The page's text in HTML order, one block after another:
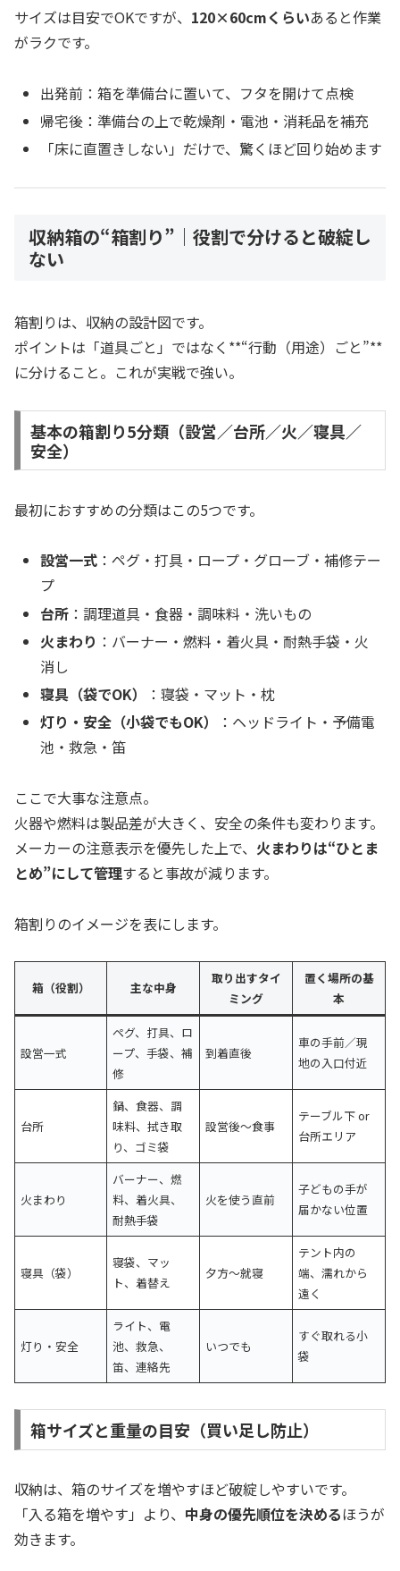
サイズは目安でOKですが、 120×60cmくらいあると作業
がラクです。
出発前：箱を準備台に置いて、フタを開けて点検
帰宅後：準備台の上で乾燥剤・電池・消耗品を補充
「床に直置きしない」だけで、驚くほど回り始めます
収納箱の“箱割り”｜役割で分けると破綻し
ない
箱割りは、収納の設計図です。
ポイントは「道具ごと」ではなく**“行動（用途）ごと”**
に分けること。これが実戦で強い。
基本の箱割り5分類（設営／台所／火／寝具／
安全）
最初におすすめの分類はこの5つです。
設営一式 ：ペグ・打具・ロープ・グローブ・補修テー
プ
台所 ：調理道具・食器・調味料・洗いもの
火まわり ：バーナー・燃料・着火具・耐熱手袋・火
消し
寝具（袋でOK）
：寝袋・マット・枕
灯り・安全（小袋でもOK）
：ヘッドライト・予備電
池・救急・笛
ここで大事な注意点。
火器や燃料は製品差が大きく、安全の条件も変わります。
メーカーの注意表示を優先した上で、 火まわりは“ひとま
とめ”にして管理すると事故が減ります。
箱割りのイメージを表にします。
箱（役割） 主な中身
取り出すタイ
ミング
置く場所の基
本
設営一式
ペグ、打具、ロ
ープ、手袋、補
修
到着直後
車の手前／現
地の入口付近
台所
鍋、食器、調
味料、拭き取
り、ゴミ袋
設営後〜食事
テーブル下 or
台所エリア
火まわり
バーナー、燃
料、着火具、
耐熱手袋
火を使う直前
子どもの手が
届かない位置
寝具（袋）
寝袋、マッ
ト、着替え
夕方〜就寝
テント内の
端、濡れから
遠く
灯り・安全
ライト、電
池、救急、
笛、連絡先
いつでも
すぐ取れる小
袋
箱サイズと重量の目安（買い足し防止）
収納は、箱のサイズを増やすほど破綻しやすいです。
「入る箱を増やす」より、 中身の優先順位を決めるほうが
効きます。